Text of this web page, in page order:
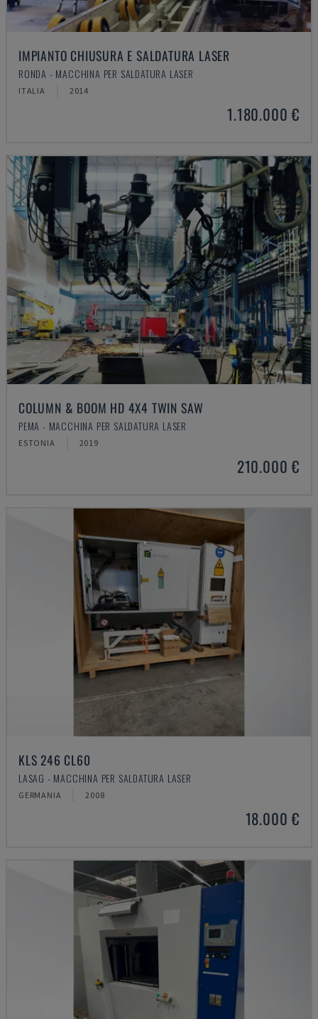
IMPIANTO CHIUSURA E SALDATURA LASER
RONDA - MACCHINA PER SALDATURA LASER
ITALIA 2014
1.180.000 €
COLUMN & BOOM HD 4X4 TWIN SAW
PEMA - MACCHINA PER SALDATURA LASER
ESTONIA 2019
210.000 €
KLS 246 CL60
LASAG - MACCHINA PER SALDATURA LASER
GERMANIA 2008
18.000 €